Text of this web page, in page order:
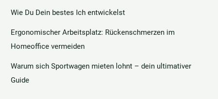
Wie Du Dein bestes Ich entwickelst
Ergonomischer Arbeitsplatz: Rückenschmerzen im
Homeoffice vermeiden
Warum sich Sportwagen mieten lohnt – dein ultimativer
Guide